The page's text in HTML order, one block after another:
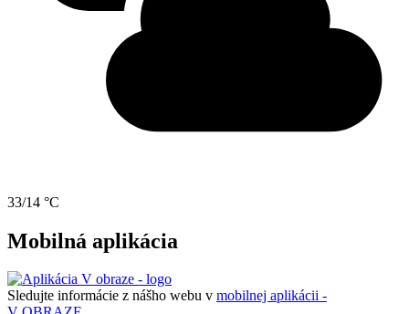
33/14 °C
Mobilná aplikácia
Sledujte informácie z nášho webu v mobilnej aplikácii -